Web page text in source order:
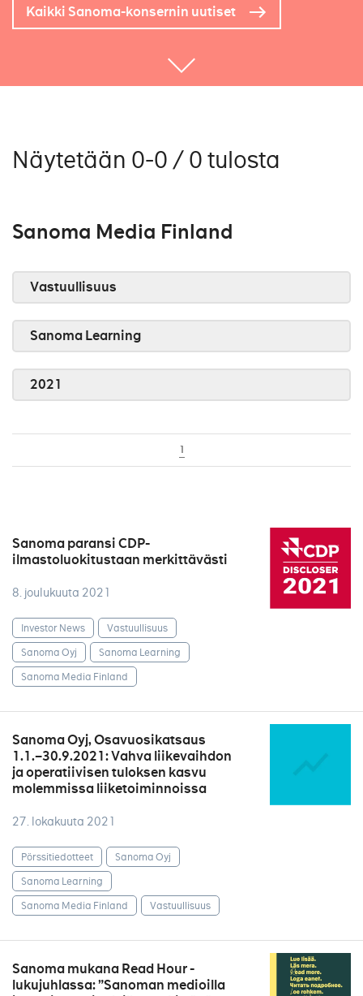
Kaikki Sanoma-konsernin uutiset
Näytetään 0-0 / 0 tulosta
Sanoma Media Finland
Vastuullisuus
Sanoma Learning
2021
1
Sanoma paransi CDP-
ilmastoluokitustaan merkittävästi
8. joulukuuta 2021
Investor News
Vastuullisuus
Sanoma Oyj
Sanoma Learning
Sanoma Media Finland
Sanoma Oyj, Osavuosikatsaus
1.1.–30.9.2021: Vahva liikevaihdon
ja operatiivisen tuloksen kasvu
molemmissa liiketoiminnoissa
27. lokakuuta 2021
Pörssitiedotteet
Sanoma Oyj
Sanoma Learning
Sanoma Media Finland
Vastuullisuus
Sanoma mukana Read Hour -
lukujuhlassa: ”Sanoman medioilla